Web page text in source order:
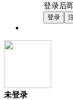
登录后
登录
未登录